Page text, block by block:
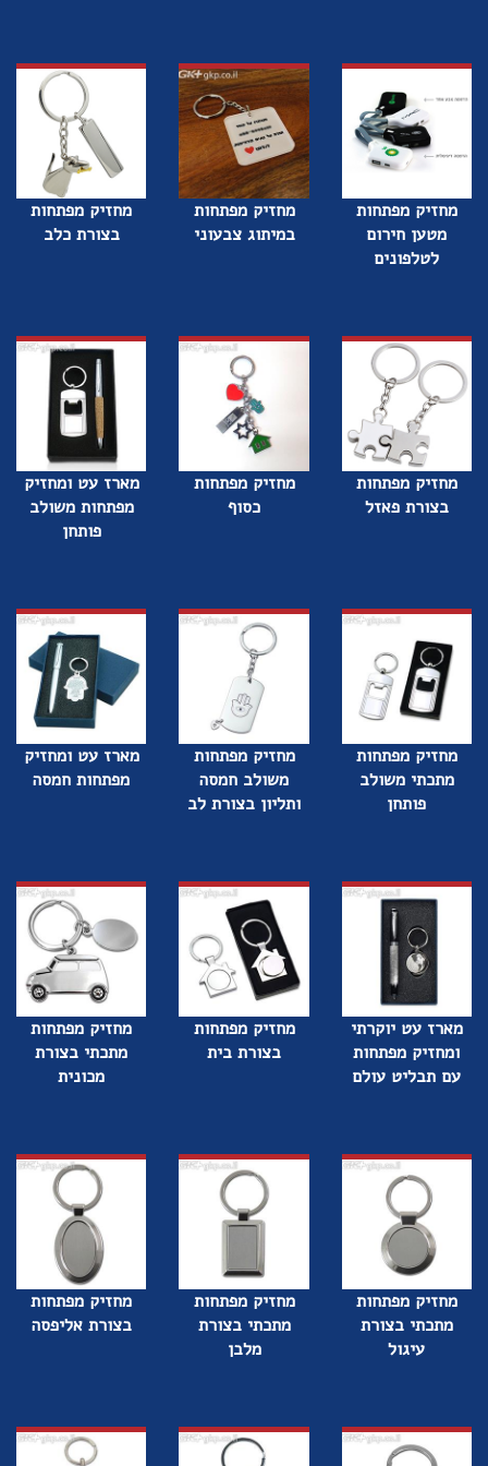
מחזיק מפתחות
מטען חירום
לטלפונים
מחזיק מפתחות
במיתוג צבעוני
מחזיק מפתחות
בצורת כלב
מחזיק מפתחות
בצורת פאזל
מחזיק מפתחות
כסוף
מארז עט ומחזיק
מפתחות משולב
פותחן
מחזיק מפתחות
מתכתי משולב
פותחן
מחזיק מפתחות
משולב חמסה
ותליון בצורת לב
מארז עט ומחזיק
מפתחות חמסה
מארז עט יוקרתי
ומחזיק מפתחות
עם תבליט עולם
מחזיק מפתחות
בצורת בית
מחזיק מפתחות
מתכתי בצורת
מכונית
מחזיק מפתחות
מתכתי בצורת
עיגול
מחזיק מפתחות
מתכתי בצורת
מלבן
מחזיק מפתחות
בצורת אליפסה